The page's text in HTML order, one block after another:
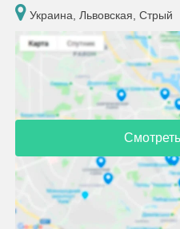
Украина, Львовская, Стрый